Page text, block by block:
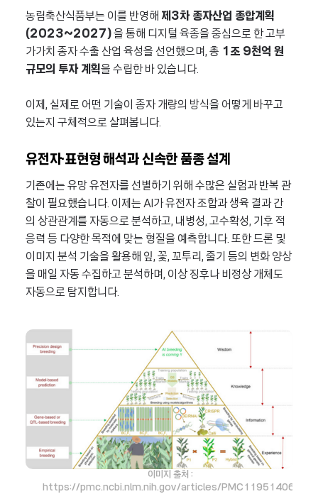
농림축산식품부는 이를 반영해 제3차 종자산업 종합계획
(2023~2027)을 통해 디지털 육종을 중심으로 한 고부
가가치 종자 수출 산업 육성을 선언했으며, 총 1조 9천억 원
규모의 투자 계획을 수립한 바 있습니다.
이제, 실제로 어떤 기술이 종자 개량의 방식을 어떻게 바꾸고
있는지 구체적으로 살펴봅니다.
유전자·표현형 해석과 신속한 품종 설계
기존에는 유망 유전자를 선별하기 위해 수많은 실험과 반복 관
찰이 필요했습니다. 이제는 AI가 유전자 조합과 생육 결과 간
의 상관관계를 자동으로 분석하고, 내병성, 고수확성, 기후 적
응력 등 다양한 목적에 맞는 형질을 예측합니다. 또한 드론 및
이미지 분석 기술을 활용해 잎, 꽃, 꼬투리, 줄기 등의 변화 양상
을 매일 자동 수집하고 분석하며, 이상 징후나 비정상 개체도
자동으로 탐지합니다.
이미지 출처 :
https://pmc.ncbi.nlm.nih.gov/articles/PMC11951406/